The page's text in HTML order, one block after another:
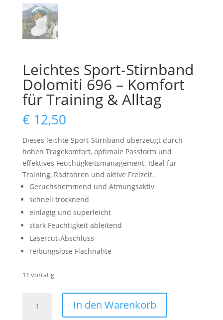
Leichtes Sport-Stirnband
Dolomiti 696 – Komfort
für Training & Alltag
€12,50
Dieses leichte Sport-Stirnband überzeugt durch
hohen Tragekomfort, optimale Passform und
effektives Feuchtigkeitsmanagement. Ideal für
Training, Radfahren und aktive Freizeit.
Geruchshemmend und Atmungsaktiv
schnell trocknend
einlagig und superleicht
stark Feuchtigkeit ableitend
Lasercut-Abschluss
reibungslose Flachnähte
11 vorrätig
Sport-
In den Warenkorb